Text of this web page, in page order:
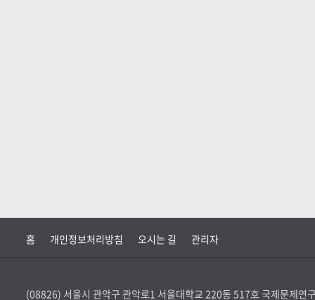
홈 개인정보처리방침 오시는 길 관리자
(08826) 서울시 관악구 관악로1 서울대학교 220동 517호 국제문제연